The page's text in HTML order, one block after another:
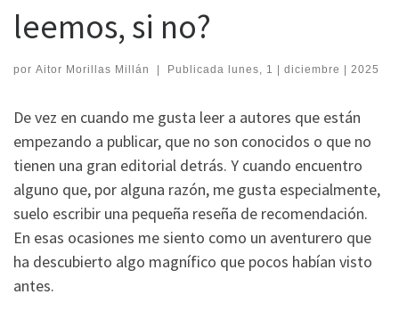
leemos, si no?
por Aitor Morillas Millán | Publicada lunes, 1 | diciembre | 2025
De vez en cuando me gusta leer a autores que están
empezando a publicar, que no son conocidos o que no
tienen una gran editorial detrás. Y cuando encuentro
alguno que, por alguna razón, me gusta especialmente,
suelo escribir una pequeña reseña de recomendación.
En esas ocasiones me siento como un aventurero que
ha descubierto algo magnífico que pocos habían visto
antes.